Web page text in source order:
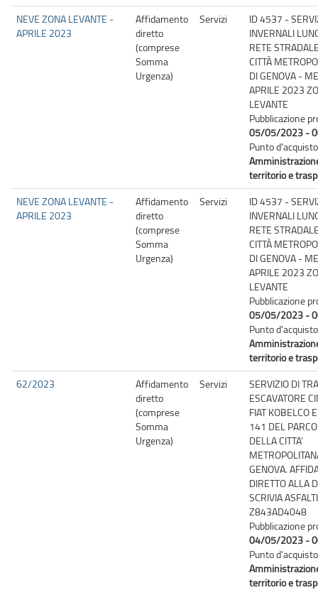
NEVE ZONA LEVANTE -
APRILE 2023
Affidamento
diretto
(comprese
Somma
Urgenza)
Servizi
ID 4537 -
INVERNALI
RETE
CITTÀ
DI GENOVA -
APRILE 2023
LEVANTE
Pubblicazione
05/05/2023 -
Punto
territorio e
NEVE ZONA LEVANTE -
APRILE 2023
Affidamento
diretto
(comprese
Somma
Urgenza)
Servizi
ID 4537 -
INVERNALI
RETE
CITTÀ
DI GENOVA -
APRILE 2023
LEVANTE
Pubblicazione
05/05/2023 -
Punto
territorio e
62/2023
Affidamento
diretto
(comprese
Somma
Urgenza)
Servizi
SERVIZIO DI
ESCAVATORE
FIAT KOBELCO
141 DEL
DELLA CITTA'
GENOVA.
DIRETTO ALLA
SCRIVIA
Z843AD4048
Pubblicazione
04/05/2023 -
Punto
territorio e